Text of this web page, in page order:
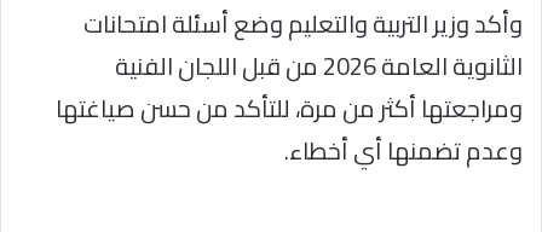
وأكد وزير التربية والتعليم وضع أسئلة امتحانات
الثانوية العامة 2026 من قبل اللجان الفنية
ومراجعتها أكثر من مرة، للتأكد من حسن صياغتها
وعدم تضمنها أي أخطاء.